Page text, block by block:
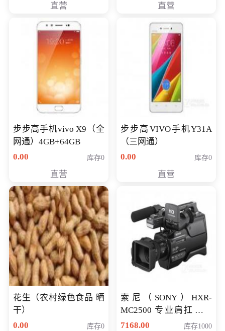
NV930-2G独
直营 直营
步步高手机vivo X9（全
网通）4GB+64GB
0.00
库存0
直营
步步高VIVO手机Y31A
（三网通）
0.00
库存0
直营
花生（农村绿色食品 晒
干）
0.00
库存0
索尼（SONY）HXR-
MC2500 专业肩扛式存
储卡全高清摄录一体机
7168.00 库存1000